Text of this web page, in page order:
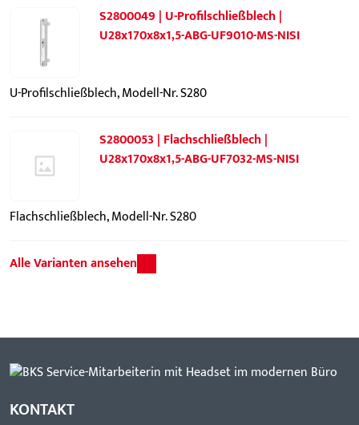
S2800049 | U-Profilschließblech |
U28x170x8x1,5-ABG-UF9010-MS-NISI
U-Profilschließblech, Modell-Nr. S280
S2800053 | Flachschließblech |
U28x170x8x1,5-ABG-UF7032-MS-NISI
Flachschließblech, Modell-Nr. S280
Alle Varianten ansehen
KONTAKT